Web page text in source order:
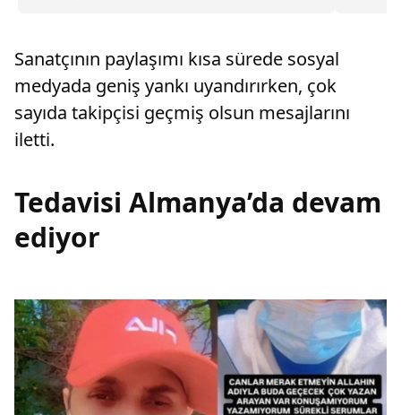
Sanatçının paylaşımı kısa sürede sosyal
medyada geniş yankı uyandırırken, çok
sayıda takipçisi geçmiş olsun mesajlarını
iletti.
Tedavisi Almanya’da devam
ediyor